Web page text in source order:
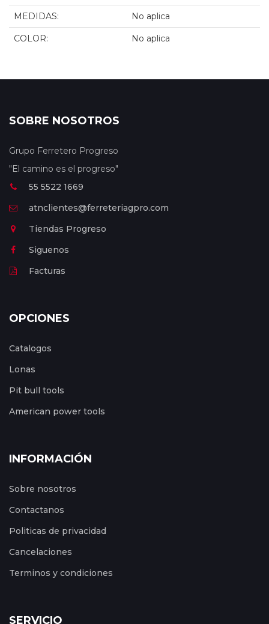
MEDIDAS: No aplica
COLOR: No aplica
SOBRE NOSOTROS
Grupo Ferretero Progreso
"El camino es el progreso"
55 5522 1669
atnclientes@ferreteriagpro.com
Tiendas Progreso
Siguenos
Facturas
OPCIONES
Catalogos
Lonas
Pit bull tools
American power tools
INFORMACIÓN
Sobre nosotros
Contactanos
Politicas de privacidad
Cancelaciones
Terminos y condiciones
SERVICIO